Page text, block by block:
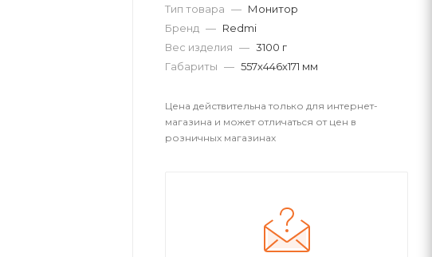
Тип товара — Монитор
Бренд — Redmi
Вес изделия — 3100 г
Габариты — 557х446х171 мм
Цена действительна только для интернет-
магазина и может отличаться от цен в
розничных магазинах